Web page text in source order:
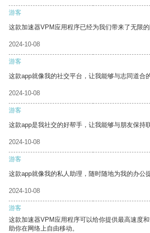
游客
这款加速器VPM应用程序已经为我们带来了无限的
2024-10-08
游客
这款app就像我的社交平台，让我能够与志同道合
2024-10-08
游客
这款app是我社交的好帮手，让我能够与朋友保持
2024-10-08
游客
这款app就像我的私人助理，随时随地为我的办公
2024-10-08
游客
这款加速器VPM应用程序可以给你提供最高速度
助你在网络上自由移动。